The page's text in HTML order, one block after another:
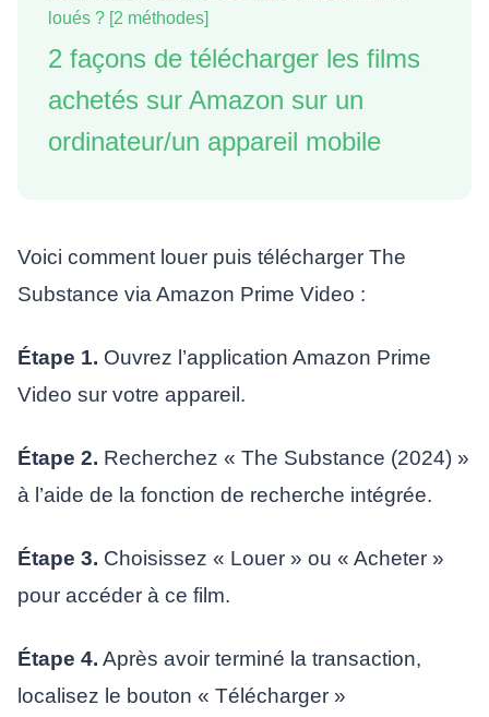
loués ? [2 méthodes]
2 façons de télécharger les films
achetés sur Amazon sur un
ordinateur/un appareil mobile
Voici comment louer puis télécharger The
Substance via Amazon Prime Video :
Étape 1. Ouvrez l’application Amazon Prime
Video sur votre appareil.
Étape 2. Recherchez « The Substance (2024) »
à l’aide de la fonction de recherche intégrée.
Étape 3. Choisissez « Louer » ou « Acheter »
pour accéder à ce film.
Étape 4. Après avoir terminé la transaction,
localisez le bouton « Télécharger »